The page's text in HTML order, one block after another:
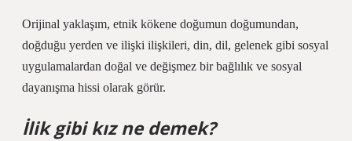
Orijinal yaklaşım, etnik kökene doğumun doğumundan,
doğduğu yerden ve ilişki ilişkileri, din, dil, gelenek gibi sosyal
uygulamalardan doğal ve değişmez bir bağlılık ve sosyal
dayanışma hissi olarak görür.
İlik gibi kız ne demek?